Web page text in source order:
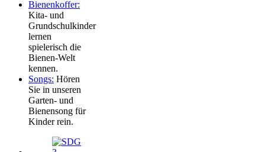
Bienenkoffer:
Kita- und
Grundschulkinder
lernen
spielerisch die
Bienen-Welt
kennen.
Songs: Hören
Sie in unseren
Garten- und
Bienensong für
Kinder rein.